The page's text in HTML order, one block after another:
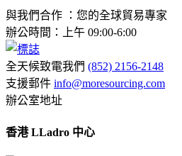
與我們合作 ：您的全球貿易專家
辦公時間：上午 09:00-6:00
全天候致電我們 (852) 2156-2148
支援郵件 info@moresourcing.com
辦公室地址
香港 LLadro 中心